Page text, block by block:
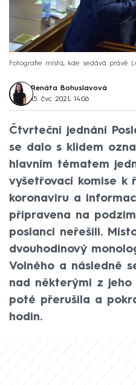
Fotografie místa, kde sedává právě
Renáta Bohuslavová
15. čvc 2021, 14:06
Čtvrteční jednání
se dalo s klidem
hlavním tématem
vyšetřovací komise k
koronaviru a
připravena na
poslanci neřešili.
dvouhodinový
Volného a následně
nad některými z jeho
poté přerušila a
hodin.